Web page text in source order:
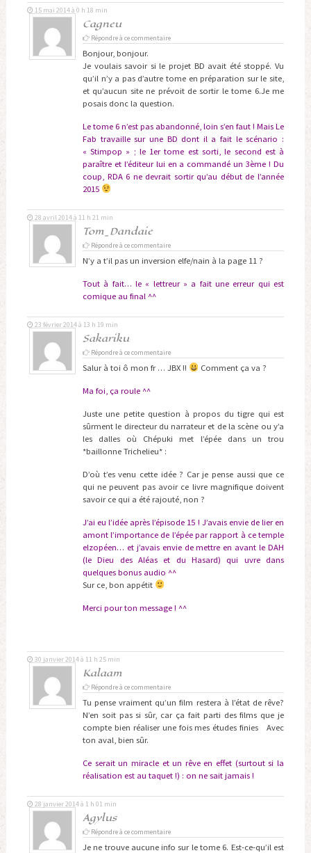
Cagneu
15 mai 2014 à 0 h 18 min
Répondre à ce commentaire
Bonjour, bonjour.
Je voulais savoir si le projet BD avait été stoppé. Vu
qu’il n’y a pas d’autre tome en préparation sur le site,
et qu’aucun site ne prévoit de sortir le tome 6.Je me
posais donc la question.
Le tome 6 n’est pas abandonné, loin s’en faut ! Mais Le
Fab travaille sur une BD dont il a fait le scénario :
« Stimpop » ; le 1er tome est sorti, le second est à
paraître et l’éditeur lui en a commandé un 3ème ! Du
coup, RDA 6 ne devrait sortir qu’au début de l’année
2015
Tom_Dandaie
28 avril 2014 à 11 h 21 min
Répondre à ce commentaire
N’y a t’il pas un inversion elfe/nain à la page 11 ?
Tout à fait… le « lettreur » a fait une erreur qui est
comique au final ^^
Sakariku
23 février 2014 à 13 h 19 min
Répondre à ce commentaire
Salur à toi ô mon fr … JBX !! Comment ça va ?
Ma foi, ça roule ^^
Juste une petite question à propos du tigre qui est
sûrment le directeur du narrateur et de la scène ou y’a
les dalles où Chépuki met l’épée dans un trou
*baillonne Trichelieu* :
D’où t’es venu cette idée ? Car je pense aussi que ce
qui ne peuvent pas avoir ce livre magnifique doivent
savoir ce qui a été rajouté, non ?
J’ai eu l’idée après l’épisode 15 ! J’avais envie de lier en
amont l’importance de l’épée par rapport à ce temple
elzopéen… et j’avais envie de mettre en avant le DAH
(le Dieu des Aléas et du Hasard) qui uvre dans
quelques bonus audio ^^
Sur ce, bon appétit
Merci pour ton message ! ^^
Kalaam
30 janvier 2014 à 11 h 25 min
Répondre à ce commentaire
Tu pense vraiment qu’un film restera à l’état de rêve?
N’en soit pas si sûr, car ça fait parti des films que je
compte bien réaliser une fois mes études finies Avec
ton aval, bien sûr.
Ce serait un miracle et un rêve en effet (surtout si la
réalisation est au taquet !) : on ne sait jamais !
Agylus
28 janvier 2014 à 1 h 01 min
Répondre à ce commentaire
Je ne trouve aucune info sur le tome 6. Est-ce-qu’il est